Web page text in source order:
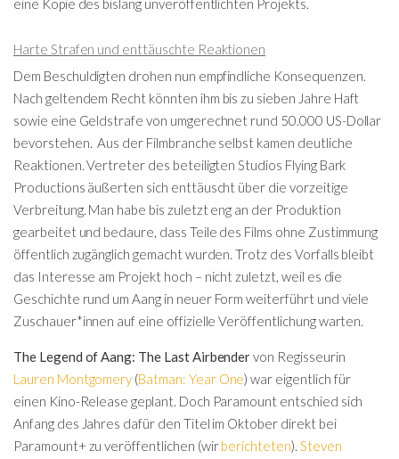
eine Kopie des bislang unveröffentlichten Projekts.
Harte Strafen und enttäuschte Reaktionen
Dem Beschuldigten drohen nun empfindliche Konsequenzen.
Nach geltendem Recht könnten ihm bis zu sieben Jahre Haft
sowie eine Geldstrafe von umgerechnet rund 50.000 US-Dollar
bevorstehen. Aus der Filmbranche selbst kamen deutliche
Reaktionen. Vertreter des beteiligten Studios Flying Bark
Productions äußerten sich enttäuscht über die vorzeitige
Verbreitung. Man habe bis zuletzt eng an der Produktion
gearbeitet und bedaure, dass Teile des Films ohne Zustimmung
öffentlich zugänglich gemacht wurden. Trotz des Vorfalls bleibt
das Interesse am Projekt hoch – nicht zuletzt, weil es die
Geschichte rund um Aang in neuer Form weiterführt und viele
Zuschauer*innen auf eine offizielle Veröffentlichung warten.
The Legend of Aang: The Last Airbendervon Regisseurin
Lauren Montgomery (Batman: Year One) war eigentlich für
einen Kino-Release geplant. Doch Paramount entschied sich
Anfang des Jahres dafür den Titel im Oktober direkt bei
Paramount+ zu veröffentlichen (wirberichteten). Steven